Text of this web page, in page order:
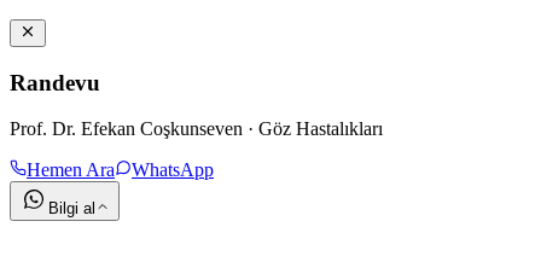
Randevu
Prof. Dr. Efekan Coşkunseven · Göz Hastalıkları
Hemen Ara
WhatsApp
Bilgi al